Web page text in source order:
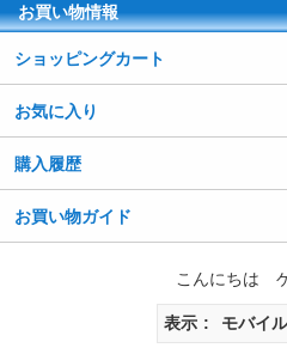
お買い物情報
ショッピングカート
お気に入り
購入履歴
お買い物ガイド
こんにちは
表示 モバイル